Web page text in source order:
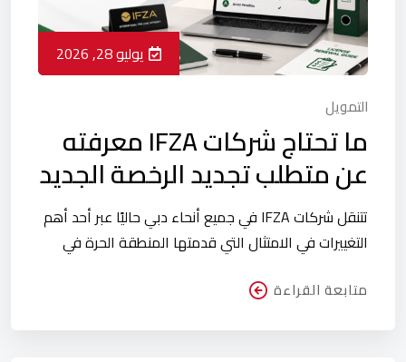
يوليو 28, 2026
التمويل
ما تحتاج شركات IFZA معرفته
عن متطلب تجديد الرخصة الجديد
تتنقل شركات IFZA في جميع أنحاء دبي حاليًا عبر أحد أهم
التغييرات في الامتثال التي قدمتها المنطقة الحرة في
متابعة القراءة